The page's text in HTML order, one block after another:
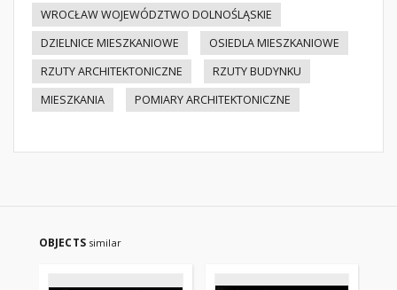
WROCŁAW WOJEWÓDZTWO DOLNOŚLĄSKIE
DZIELNICE MIESZKANIOWE
OSIEDLA MIESZKANIOWE
RZUTY ARCHITEKTONICZNE
RZUTY BUDYNKU
MIESZKANIA
POMIARY ARCHITEKTONICZNE
OBJECTS similar